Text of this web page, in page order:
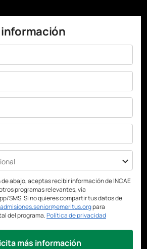
abajo, aceptas recibir información de INCAE
programas relevantes, vía
SMS. Si no quieres compartir tus datos de
admisiones.senior@emeritus.orgpara
del programa.Política de privacidad
más información